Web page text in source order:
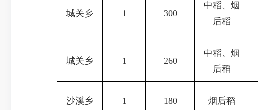
城关乡 1 300
中稻、烟
后稻
城关乡 1 260
中稻、烟
后稻
沙溪乡 1 180 烟后稻